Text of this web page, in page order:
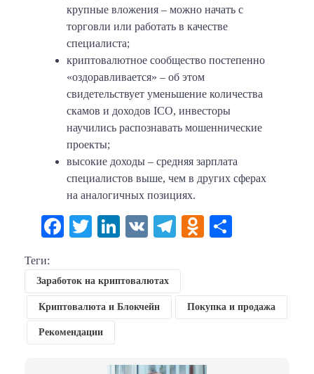
крупные вложения – можно начать с
торговли или работать в качестве
специалиста;
криптовалютное сообщество постепенно
«оздоравливается» – об этом
свидетельствует уменьшение количества
скамов и доходов ICO, инвесторы
научились распознавать мошеннические
проекты;
высокие доходы – средняя зарплата
специалистов выше, чем в других сферах
на аналогичных позициях.
Facebook
TwitterLinkedIn
VK Telegram
Теги:
Заработок на криптовалютах
Криптовалюта и Блокчейн Покупка и продажа
Рекомендации